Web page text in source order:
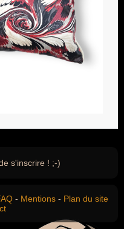
s'inscrire ! ;-)
- Mentions - Plan du site